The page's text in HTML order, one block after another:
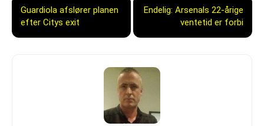
Guardiola afslører planen
efter Citys exit
Endelig: Arsenals 22-årige
ventetid er forbi